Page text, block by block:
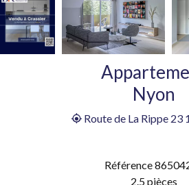
Nyon
Route de La Rippe 23
Référence
2.5 pièces